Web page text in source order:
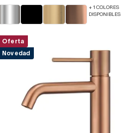
+ 1 COLORES
DISPONIBLES
Oferta
Novedad